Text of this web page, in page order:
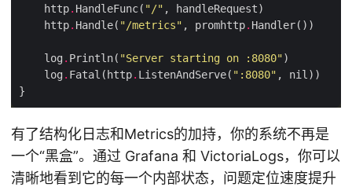
    http
. HandleFunc( "/"
    http
. Handle( "/metrics" , promhttp.
    log
. Println( "Server starting on :8080"
    log
. Fatal(http. ListenAndServe( ":8080"
有了结构化日志和Metrics的加持，你的系统不再是
一个“黑盒”。通过 Grafana 和 VictoriaLogs，你可以
清晰地看到它的每一个内部状态，问题定位速度提升